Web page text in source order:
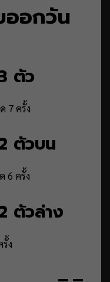
อกวัน
ตัว
7 ครั้ง
ตัวบน
6 ครั้ง
ตัวล่าง
ง